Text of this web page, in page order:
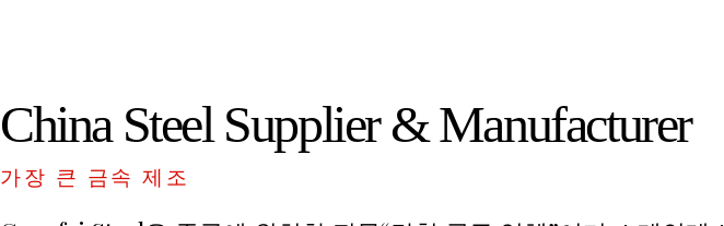
China Steel Supplier & Manufacturer
가장 큰 금속 제조